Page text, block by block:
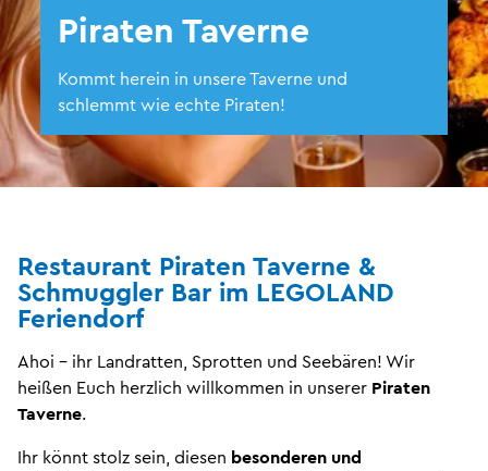
Piraten Taverne
Kommt herein in unsere Taverne und
schlemmt wie echte Piraten!
Restaurant Piraten Taverne &
Schmuggler Bar im LEGOLAND
Feriendorf
Ahoi – ihr Landratten, Sprotten und Seebären! Wir
heißen Euch herzlich willkommen in unserer Piraten
Taverne.
Ihr könnt stolz sein, diesen besonderen und